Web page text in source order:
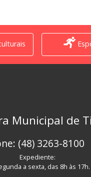
Municipal de
(48) 3263-8100
Expediente:
a sexta, das 8h às 17h.